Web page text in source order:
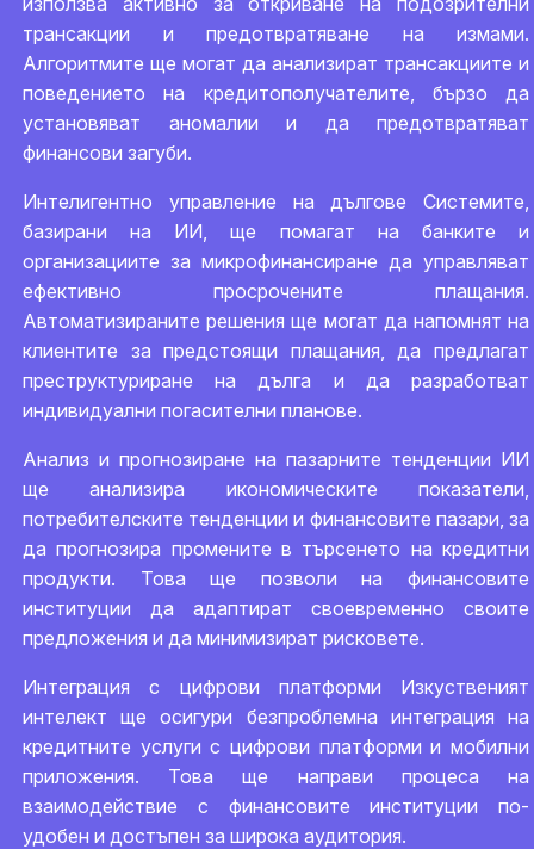
трансакции и предотвратяване на измами.
Алгоритмите ще могат да анализират трансакциите и
поведението на кредитополучателите, бързо да
установяват аномалии и да предотвратяват
финансови загуби.
Интелигентно управление на дългове Системите,
базирани на ИИ, ще помагат на банките и
организациите за микрофинансиране да управляват
ефективно просрочените плащания.
Автоматизираните решения ще могат да напомнят на
клиентите за предстоящи плащания, да предлагат
преструктуриране на дълга и да разработват
индивидуални погасителни планове.
Анализ и прогнозиране на пазарните тенденции ИИ
ще анализира икономическите показатели,
потребителските тенденции и финансовите пазари, за
да прогнозира промените в търсенето на кредитни
продукти. Това ще позволи на финансовите
институции да адаптират своевременно своите
предложения и да минимизират рисковете.
Интеграция с цифрови платформи Изкуственият
интелект ще осигури безпроблемна интеграция на
кредитните услуги с цифрови платформи и мобилни
приложения. Това ще направи процеса на
взаимодействие с финансовите институции по-
удобен и достъпен за широка аудитория.